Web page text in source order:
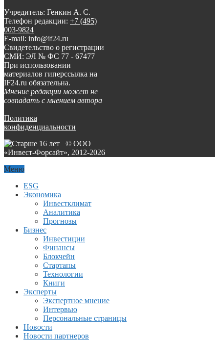
Учредитель: Генкин А. С.
Телефон редакции: +7 (495)
003-9824
E-mail: info@if24.ru
Свидетельство о регистрации
СМИ: ЭЛ № ФС 77 - 67477
При использовании
материалов гиперссылка на
IF24.ru обязательна.
Мнение редакции может не
совпадать с мнением автора
Политика
конфиденциальности
© ООО
«Инвест-Форсайт», 2012-2026
Меню
ESG
Экономика
Инвестклимат
Аналитика
Прогнозы
Бизнес
Инвестиции
Финансы
Блокчейн
Стартапы
Технологии
Книги
Эксперты
Экспертное мнение
Интервью
Персональные страницы
Новости
Новости партнеров